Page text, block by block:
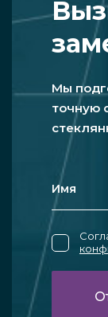
Мы
точную